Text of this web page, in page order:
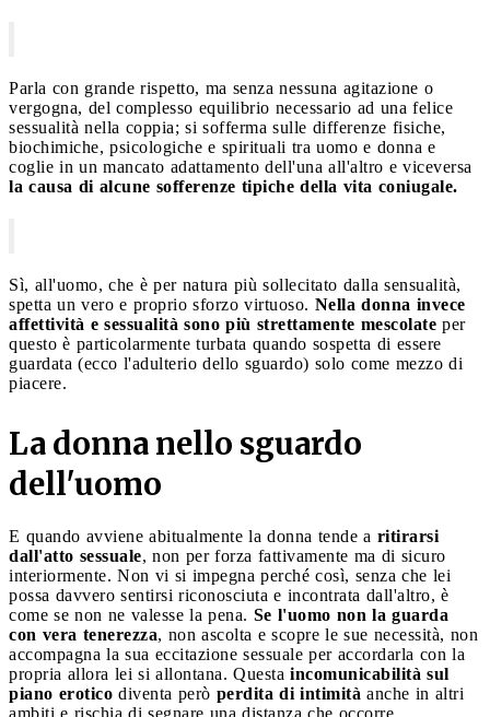
Parla con grande rispetto, ma senza nessuna agitazione o
vergogna, del complesso equilibrio necessario ad una felice
sessualità nella coppia; si sofferma sulle differenze fisiche,
biochimiche, psicologiche e spirituali tra uomo e donna e
coglie in un mancato adattamento dell'una all'altro e viceversa
la causa di alcune sofferenze tipiche della vita coniugale.
Sì, all'uomo, che è per natura più sollecitato dalla sensualità,
spetta un vero e proprio sforzo virtuoso. Nella donna invece
affettività e sessualità sono più strettamente mescolate per
questo è particolarmente turbata quando sospetta di essere
guardata (ecco l'adulterio dello sguardo) solo come mezzo di
piacere.
La donna nello sguardo
dell'uomo
E quando avviene abitualmente la donna tende a ritirarsi
dall'atto sessuale, non per forza fattivamente ma di sicuro
interiormente. Non vi si impegna perché così, senza che lei
possa davvero sentirsi riconosciuta e incontrata dall'altro, è
come se non ne valesse la pena. Se l'uomo non la guarda
con vera tenerezza, non ascolta e scopre le sue necessità, non
accompagna la sua eccitazione sessuale per accordarla con la
propria allora lei si allontana. Questa incomunicabilità sul
piano erotico diventa però perdita di intimità anche in altri
ambiti e rischia di segnare una distanza che occorre